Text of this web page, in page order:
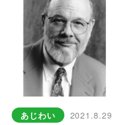
あじわい 2021.8.29